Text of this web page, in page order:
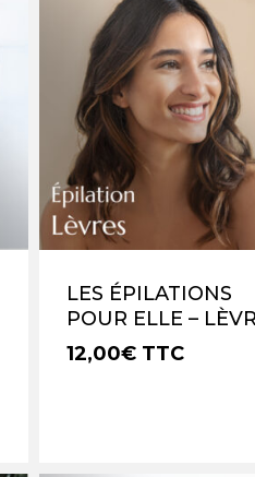
LES ÉPILATIONS
POUR ELLE –
12,00€ TTC